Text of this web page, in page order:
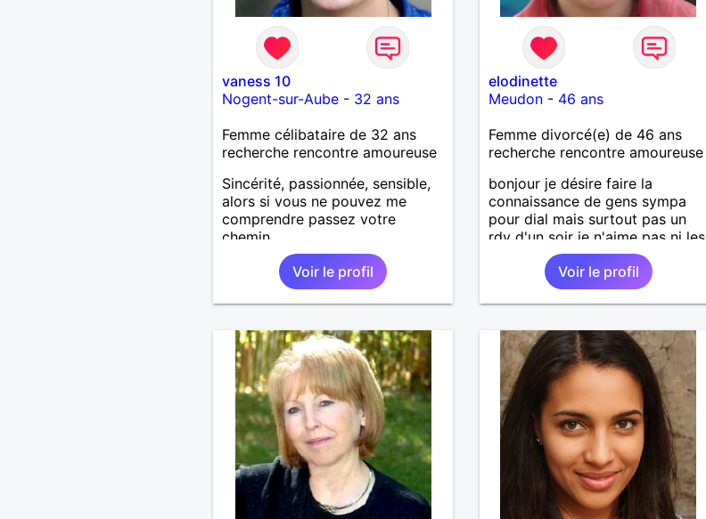
vaness 10
Nogent-sur-Aube- 32 ans
Femme célibataire de 32 ans
recherche rencontre amoureuse
Sincérité, passionnée, sensible,
alors si vous ne pouvez me
comprendre passez votre
chemin.
Voir le profil
elodinette
Meudon- 46 ans
Femme divorcé(e) de 46 ans
recherche rencontre amoureuse
bonjour je désire faire la
connaissance de gens sympa
pour dial mais surtout pas un
rdv d'un soir je n'aime pas ni les
menteurs ni les pervers.
Voir le profil